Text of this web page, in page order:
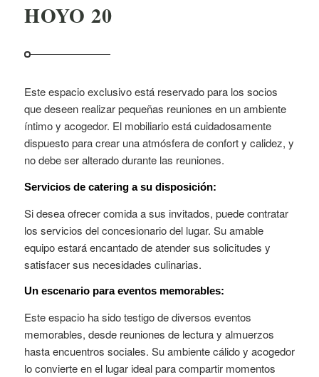
HOYO 20
Este espacio exclusivo está reservado para los socios
que deseen realizar pequeñas reuniones en un ambiente
íntimo y acogedor. El mobiliario está cuidadosamente
dispuesto para crear una atmósfera de confort y calidez, y
no debe ser alterado durante las reuniones.
Servicios de catering a su disposición:
Si desea ofrecer comida a sus invitados, puede contratar
los servicios del concesionario del lugar. Su amable
equipo estará encantado de atender sus solicitudes y
satisfacer sus necesidades culinarias.
Un escenario para eventos memorables:
Este espacio ha sido testigo de diversos eventos
memorables, desde reuniones de lectura y almuerzos
hasta encuentros sociales. Su ambiente cálido y acogedor
lo convierte en el lugar ideal para compartir momentos